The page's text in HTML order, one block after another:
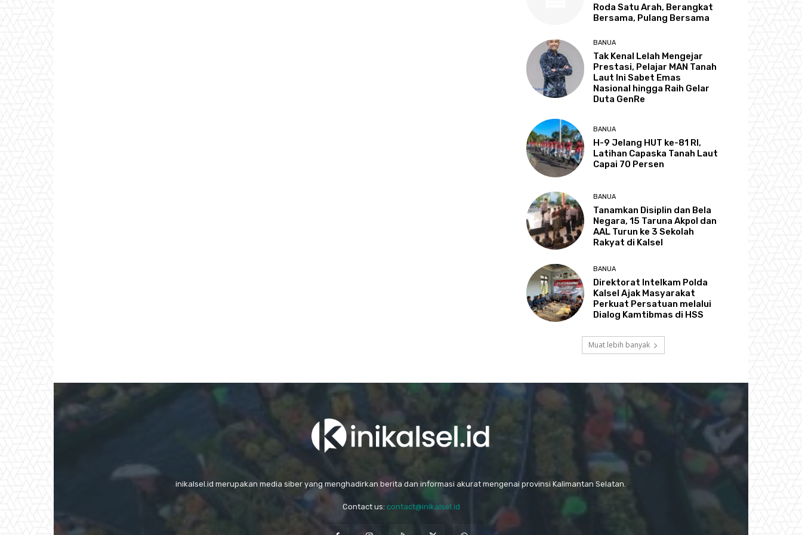
Roda Satu Arah, Berangkat
Bersama, Pulang Bersama
BANUA
Tak Kenal Lelah Mengejar
Prestasi, Pelajar MAN Tanah
Laut Ini Sabet Emas
Nasional hingga Raih Gelar
Duta GenRe
BANUA
H-9 Jelang HUT ke-81 RI,
Latihan Capaska Tanah Laut
Capai 70 Persen
BANUA
Tanamkan Disiplin dan Bela
Negara, 15 Taruna Akpol dan
AAL Turun ke 3 Sekolah
Rakyat di Kalsel
BANUA
Direktorat Intelkam Polda
Kalsel Ajak Masyarakat
Perkuat Persatuan melalui
Dialog Kamtibmas di HSS
Muat lebih banyak
inikalsel.id merupakan media siber yang menghadirkan berita dan informasi akurat mengenai provinsi Kalimantan Selatan.
Contact us: contact@inikalsel.id